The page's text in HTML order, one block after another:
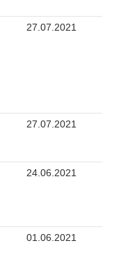
27.07.2021
27.07.2021
24.06.2021
01.06.2021